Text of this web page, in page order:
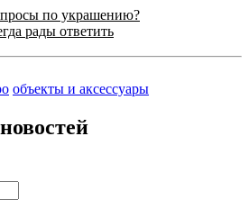
по украшению?
рады ответить
объекты и аксессуары